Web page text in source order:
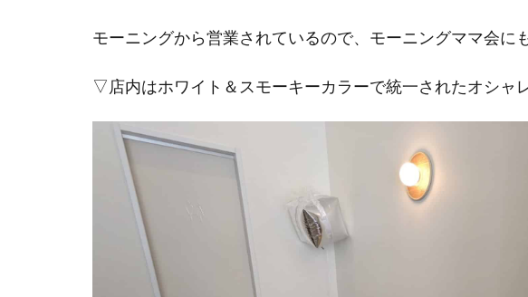
モーニングから営業されているので、モーニングママ会に
▽店内はホワイト＆スモーキーカラーで統一されたオシャ